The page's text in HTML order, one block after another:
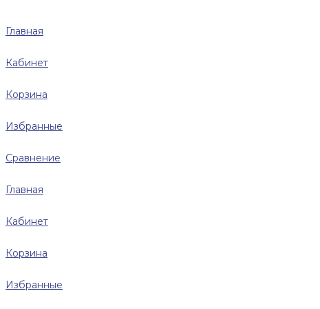
Главная
Кабинет
Корзина
Избранные
Сравнение
Главная
Кабинет
Корзина
Избранные